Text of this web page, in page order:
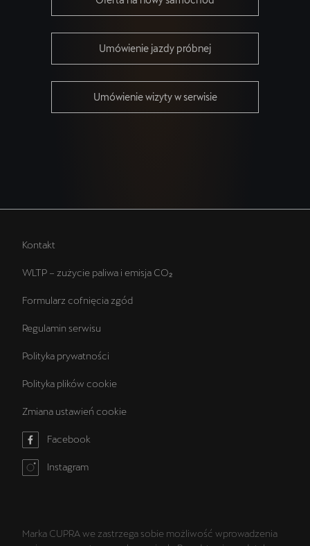
Umówienie jazdy próbnej
Umówienie wizyty w serwisie
Kontakt
WLTP – zużycie paliwa i emisja CO₂
Formularz cofnięcia zgód
Regulamin serwisu
Polityka prywatności
Polityka plików cookie
Zmiana ustawień cookie
Facebook
Instagram
Marka CUPRA we zastrzega sobie możliwość wprowadzenia